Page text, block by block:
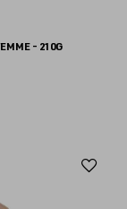
- 210G